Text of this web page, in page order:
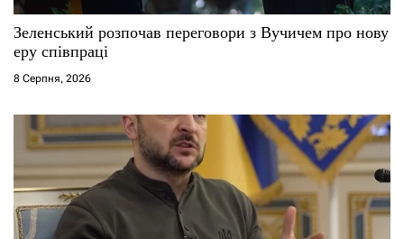
с
і
в
Зеленський розпочав переговори з Вучичем про нову
еру співпраці
8 Серпня, 2026